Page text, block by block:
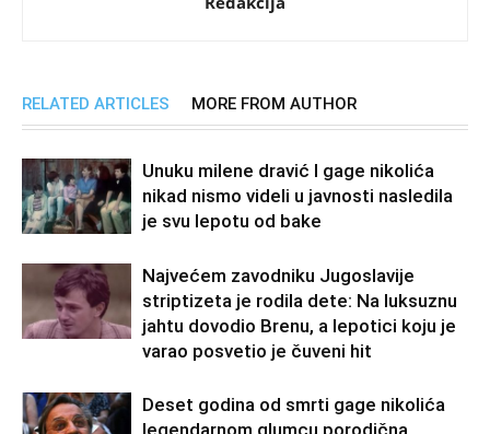
RELATED ARTICLES MORE FROM AUTHOR
Unuku milene dravić I gage nikolića
nikad nismo videli u javnosti nasledila
je svu lepotu od bake
Najvećem zavodniku Jugoslavije
striptizeta je rodila dete: Na luksuznu
jahtu dovodio Brenu, a lepotici koju je
varao posvetio je čuveni hit
Deset godina od smrti gage nikolića
legendarnom glumcu porodična